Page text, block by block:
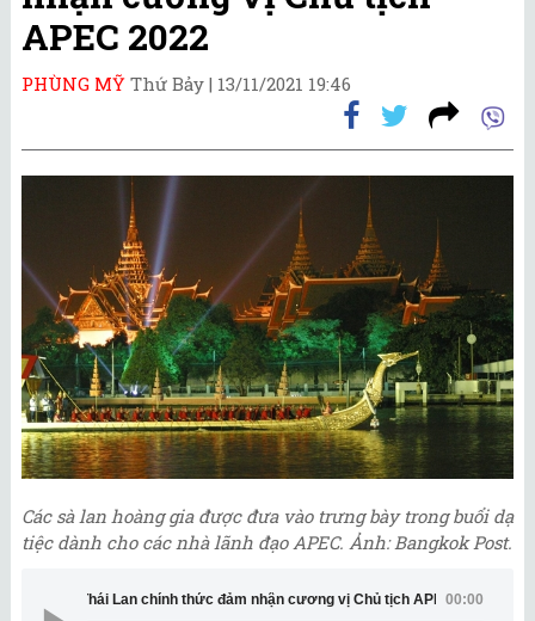
APEC 2022
PHÙNG MỸ Thứ Bảy | 13/11/2021 19:46
Các sà lan hoàng gia được đưa vào trưng bày trong buổi dạ
tiệc dành cho các nhà lãnh đạo APEC. Ảnh: Bangkok Post.
00:00
Thái Lan chính thức đảm nhận cương vị Chủ tịch APEC 2022